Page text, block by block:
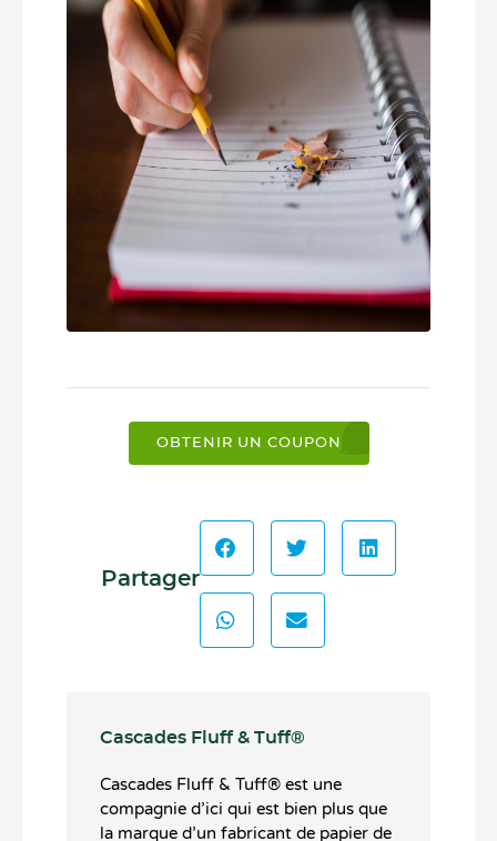
OBTENIR UN COUPON
Partager
Cascades Fluff & Tuff®️
Cascades Fluff & Tuff®️ est une
compagnie d’ici qui est bien plus que
la marque d’un fabricant de papier de